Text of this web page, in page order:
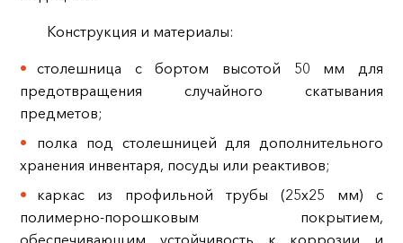
Конструкция и материалы:
столешница с бортом высотой 50 мм для
предотвращения случайного скатывания
предметов;
полка под столешницей для дополнительного
хранения инвентаря, посуды или реактивов;
каркас из профильной трубы (25х25 мм) с
полимерно-порошковым покрытием,